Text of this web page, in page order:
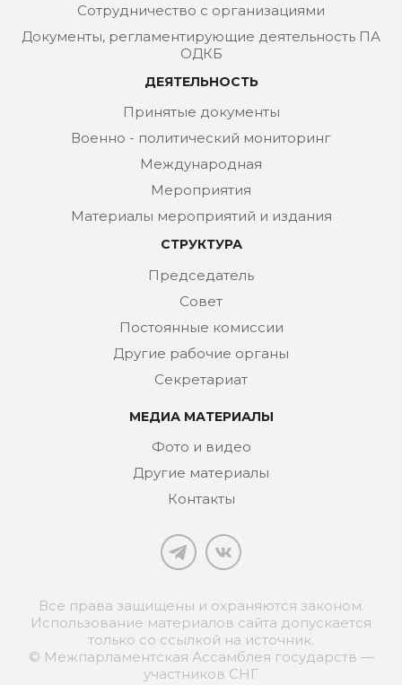
Сотрудничество с организациями
Документы, регламентирующие деятельность ПА
ОДКБ
ДЕЯТЕЛЬНОСТЬ
Принятые документы
Военно - политический мониторинг
Международная
Мероприятия
Материалы мероприятий и издания
СТРУКТУРА
Председатель
Совет
Постоянные комиссии
Другие рабочие органы
Секретариат
МЕДИА МАТЕРИАЛЫ
Фото и видео
Другие материалы
Контакты
Все права защищены и охраняются законом.
Использование материалов сайта допускается
только со ссылкой на источник.
© Межпарламентская Ассамблея государств —
участников СНГ